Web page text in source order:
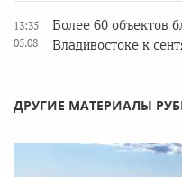
13:35
05.08
Более 60 объектов
Владивостоке к
ДРУГИЕ МАТЕРИАЛЫ